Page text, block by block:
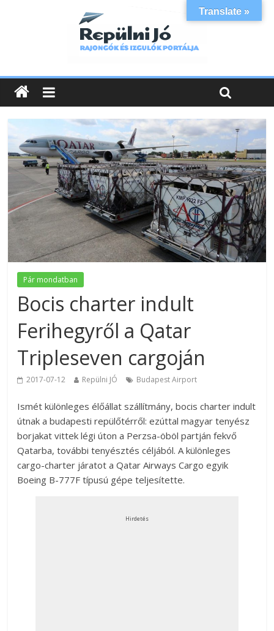
Pár mondatban
Bocis charter indult
Ferihegyről a Qatar
Tripleseven cargoján
2017-07-12 Repülni JÓ Budapest Airport
Ismét különleges élőállat szállítmány, bocis charter indult
útnak a budapesti repülőtérről: ezúttal magyar tenyész
borjakat vittek légi úton a Perzsa-öböl partján fekvő
Qatarba, további tenyésztés céljából. A különleges
cargo-charter járatot a Qatar Airways Cargo egyik
Boeing B-777F típusú gépe teljesítette.
Hirdetés
Translate »